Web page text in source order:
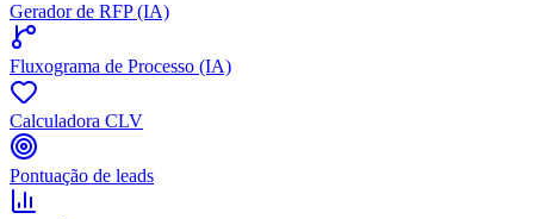
Gerador de RFP (IA)
Fluxograma de Processo (IA)
Calculadora CLV
Pontuação de leads